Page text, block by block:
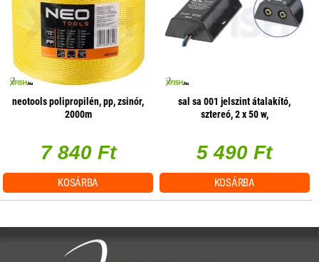
neotools polipropilén, pp, zsinór,
2000m
7 840 Ft
KOSÁRBA
sal sa 001 jelszint átalakító,
sztereó, 2 x 50 w,
5 490 Ft
KOSÁRBA